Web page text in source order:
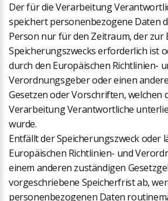
Der für die Verarbeitung
speichert personenbezogene Daten
Person nur für den Zeitraum, der zur
Speicherungszwecks erforderlich ist
durch den Europäischen Richtlinien-
Verordnungsgeber oder einen
Gesetzen oder Vorschriften, welchen
Verarbeitung Verantwortliche
wurde.
Entfällt der Speicherungszweck oder
Europäischen Richtlinien- und
einem anderen zuständigen
vorgeschriebene Speicherfrist ab,
personenbezogenen Daten